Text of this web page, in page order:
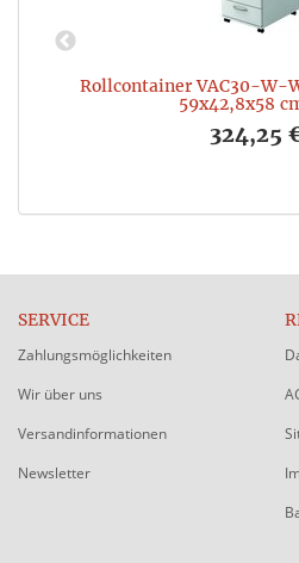
Rollcontainer VAC30-W-
59x42,8x58
324,25
SERVICE
Zahlungsmöglichkeiten
Wir über uns
Versandinformationen
Newsletter